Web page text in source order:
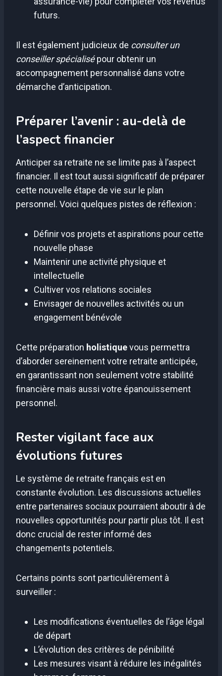
futurs.
Il est également judicieux de consulter un
conseiller spécialisépour obtenir un
accompagnement personnalisé dans votre
démarche d’anticipation.
Préparer l’avenir : au-delà de
l’aspect financier
Anticiper sa retraite ne se limite pas à l’aspect
financier. Il est tout aussi significatif de préparer
cette nouvelle étape de vie sur le plan
personnel. Voici quelques pistes de réflexion :
Définir vos projets et aspirations pour cette
nouvelle phase
Maintenir une activité physique et
intellectuelle
Cultiver vos relations sociales
Envisager de nouvelles activités ou un
engagement bénévole
Cette préparation holistiquevous permettra
d’aborder sereinement votre retraite anticipée,
en garantissant non seulement votre stabilité
financière mais aussi votre épanouissement
personnel.
Rester vigilant face aux
évolutions futures
Le système de retraite français est en
constante évolution. Les discussions actuelles
entre partenaires sociaux pourraient aboutir à de
nouvelles opportunités pour partir plus tôt. Il est
donc crucial de rester informé des
changements potentiels.
Certains points sont particulièrement à
surveiller :
Les modifications éventuelles de l’âge légal
de départ
L’évolution des critères de pénibilité
Les mesures visant à réduire les inégalités